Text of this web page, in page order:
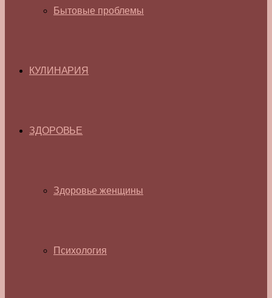
Бытовые проблемы
КУЛИНАРИЯ
ЗДОРОВЬЕ
Здоровье женщины
Психология